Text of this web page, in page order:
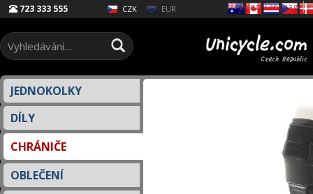
723 333 555 CZK EUR
JEDNOKOLKY
DÍLY
CHRÁNIČE
OBLEČENÍ
Select Language▼